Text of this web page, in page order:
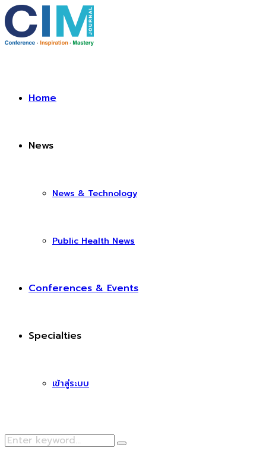
Home
News
News & Technology
Public Health News
Conferences & Events
Specialties
เข้าสู่ระบบ
Search
Search